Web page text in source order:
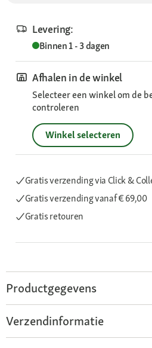
Levering:
Binnen 1 - 3 dagen
Afhalen in de winkel
Selecteer een winkel om de
controleren
Winkel selecteren
Gratis verzending via Click &
Gratis verzendingvanaf € 69,00
Gratis retouren
Productgegevens
Verzendinformatie